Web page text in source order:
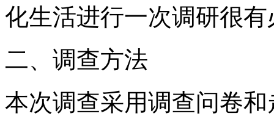
化生活进行一次调研很有
二、调查方法
本次调查采用调查问卷